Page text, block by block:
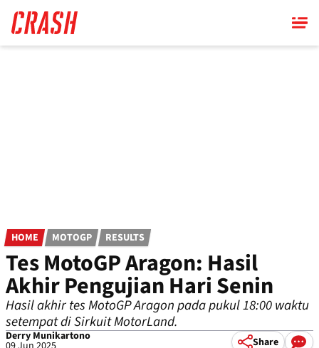
main
content
HOME MOTOGP RESULTS
Tes MotoGP Aragon: Hasil
Akhir Pengujian Hari Senin
Hasil akhir tes MotoGP Aragon pada pukul 18:00 waktu
setempat di Sirkuit MotorLand.
Derry Munikartono Share